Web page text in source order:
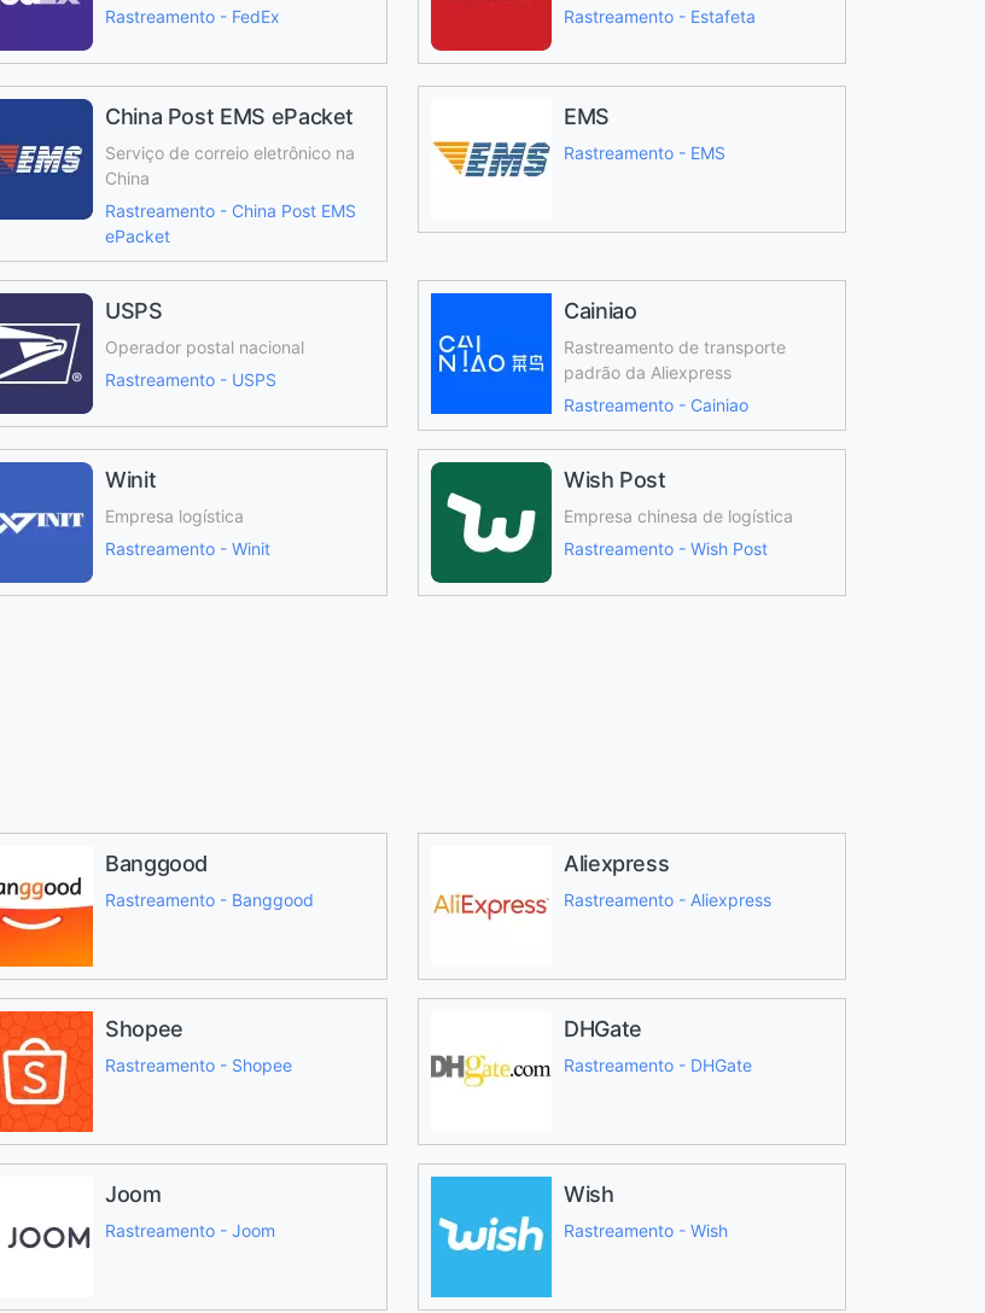
Rastreamento - FedEx
Rastreamento - Estafeta
China Post EMS ePacket
Serviço de correio eletrônico na
China
Rastreamento - China Post EMS
ePacket
EMS
Rastreamento - EMS
USPS
Operador postal nacional
Rastreamento - USPS
Cainiao
Rastreamento de transporte
padrão da Aliexpress
Rastreamento - Cainiao
Winit
Empresa logística
Rastreamento - Winit
Wish Post
Empresa chinesa de logística
Rastreamento - Wish Post
Banggood
Rastreamento - Banggood
Aliexpress
Rastreamento - Aliexpress
Shopee
Rastreamento - Shopee
DHGate
Rastreamento - DHGate
Joom
Rastreamento - Joom
Wish
Rastreamento - Wish